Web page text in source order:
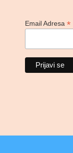
Email Adresa*